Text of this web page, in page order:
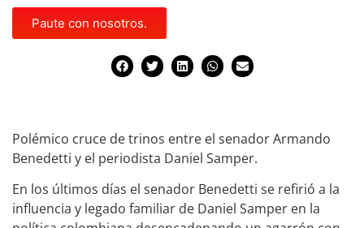
Paute con nosotros.
Polémico cruce de trinos entre el senador Armando
Benedetti y el periodista Daniel Samper.
En los últimos días el senador Benedetti se refirió a la
influencia y legado familiar de Daniel Samper en la